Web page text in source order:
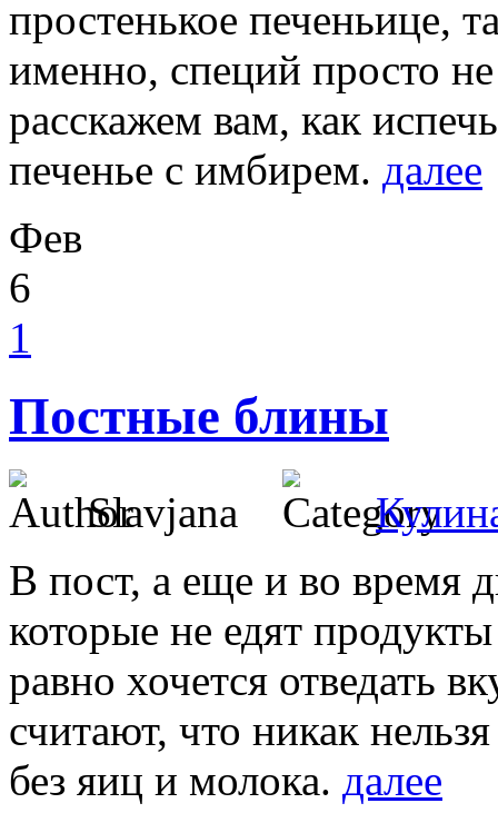
простенькое печеньице,
именно, специй просто
расскажем вам, как
печенье с имбирем. далее
Фев
6
1
Постные блины
Slavjana
В пост, а еще и во время
которые не едят
равно хочется отведать
считают, что никак
без яиц и молока. далее